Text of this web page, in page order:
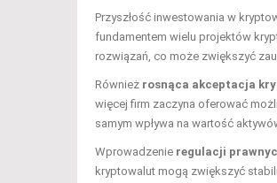
Przyszłość inwestowania w
fundamentem wielu projektów
rozwiązań, co może zwiększyć
Również rosnąca akceptacja
więcej firm zaczyna oferować
samym wpływa na wartość
Wprowadzenie regulacji
kryptowalut mogą zwiększyć